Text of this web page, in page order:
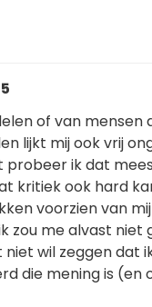
of van mensen
lijkt mij ook vrij
probeer ik dat
kritiek ook hard
voorzien van
zou me alvast
wil zeggen dat
die mening is (en